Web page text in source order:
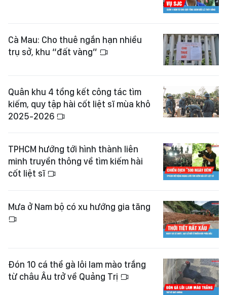
Cà Mau: Cho thuê ngắn hạn nhiều
trụ sở, khu “đất vàng”
Quân khu 4 tổng kết công tác tìm
kiếm, quy tập hài cốt liệt sĩ mùa khô
2025-2026
TPHCM hướng tới hình thành liên
minh truyền thông về tìm kiếm hài
cốt liệt sĩ
Mưa ở Nam bộ có xu hướng gia tăng
Đón 10 cá thể gà lôi lam mào trắng
từ châu Âu trở về Quảng Trị